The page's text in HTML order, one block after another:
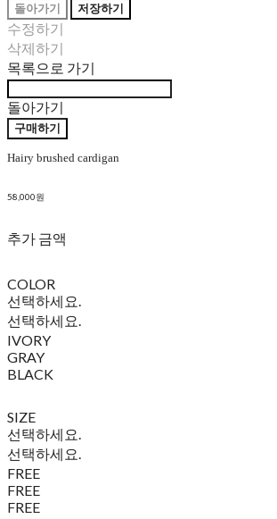
돌아가기 저장하기
수정하기
삭제하기
목록으로 가기
돌아가기
구매하기
Hairy brushed cardigan
58,000원
추가 금액
COLOR
선택하세요.
선택하세요.
IVORY
GRAY
BLACK
SIZE
선택하세요.
선택하세요.
FREE
FREE
FREE